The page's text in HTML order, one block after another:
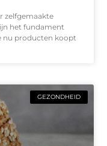
zelfgemaakte
het fundament
nu producten koopt
GEZONDHEID